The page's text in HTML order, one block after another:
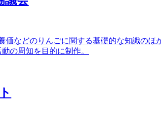
などのりんごに関する基礎的な知識の
の周知を目的に制作。